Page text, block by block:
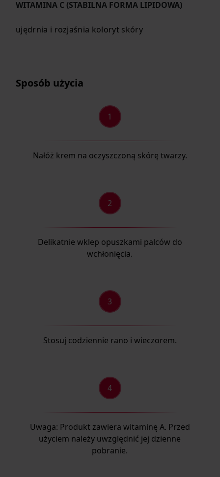
WITAMINA C (STABILNA FORMA LIPIDOWA)
ujędrnia i rozjaśnia koloryt skóry
Sposób użycia
Nałóż krem na oczyszczoną skórę twarzy.
Delikatnie wklep opuszkami palców do
wchłonięcia.
Stosuj codziennie rano i wieczorem.
Uwaga: Produkt zawiera witaminę A. Przed
użyciem należy uwzględnić jej dzienne
pobranie.